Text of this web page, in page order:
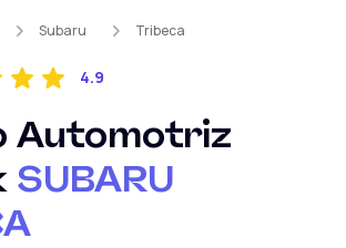
Subaru Tribeca
4.9
Automotriz
SUBARU